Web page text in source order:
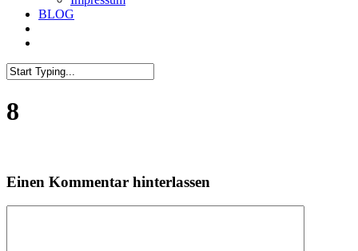
BLOG
8
Einen Kommentar hinterlassen